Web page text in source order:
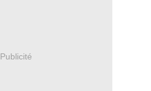
Publicité